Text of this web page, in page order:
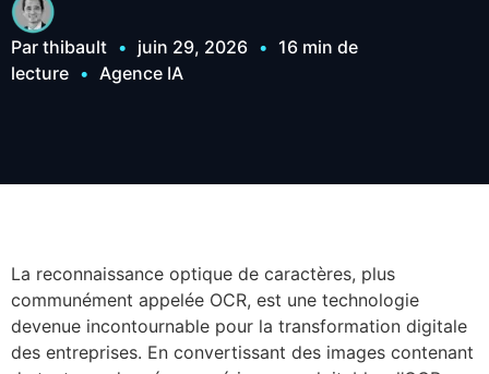
Par thibault • juin 29, 2026 • 16 min de
lecture • Agence IA
La reconnaissance optique de caractères, plus
communément appelée OCR, est une technologie
devenue incontournable pour la transformation digitale
des entreprises. En convertissant des images contenant